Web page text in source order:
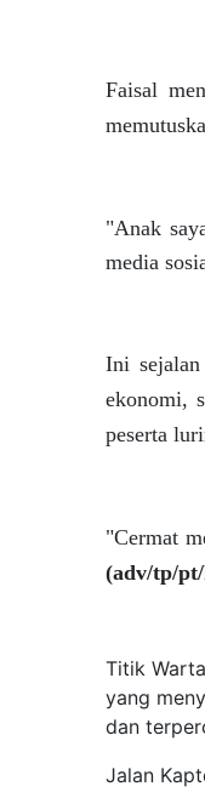
Faisal
"Anak
media
Ini sejalan
ekonomi,
peserta
"Cermat
(adv/tp/
Titik
yang
dan
Jalan